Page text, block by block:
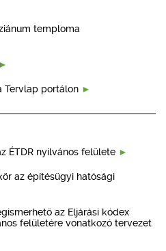
temploma
Tervlap portálon
ÉTDR nyilvános felülete
az építésügyi hatósági
az Eljárási kódex
felületére vonatkozó tervezet